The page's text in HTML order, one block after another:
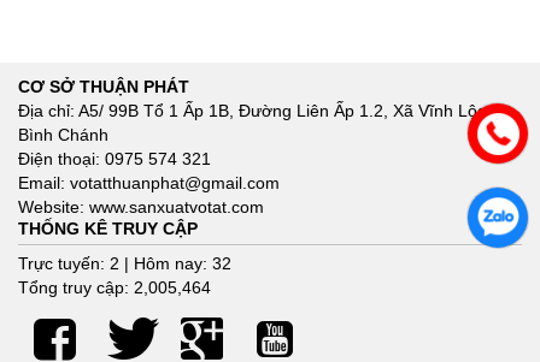
CƠ SỞ THUẬN PHÁT
Địa chỉ: A5/ 99B Tổ 1 Ấp 1B, Đường Liên Ấp 1.2, Xã Vĩnh Lộc A,
Bình Chánh
Điện thoại: 0975 574 321
Email: votatthuanphat@gmail.com
Website: www.sanxuatvotat.com
THỐNG KÊ TRUY CẬP
Trực tuyến: 2 | Hôm nay: 32
Tổng truy cập: 2,005,464